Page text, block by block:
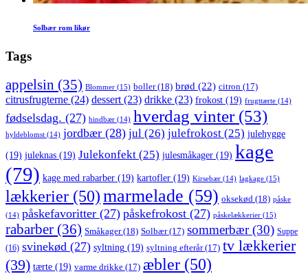
Solbær rom likør
Tags
appelsin (35) Blommer (15) boller(18) brød (22) citron (17)
citrusfrugterne (24) dessert (23) drikke (23) frokost (19) frugttærte (14)
fødselsdag. (27) hindbær (14) hverdag vinter(53)
hyldeblomst (14) jordbær (28) jul (26) julefrokost (25) julehygge
(19) juleknas (19) Julekonfekt (25) julesmåkager (19) kage
(79) kage med rabarber (19) kartofler (19) Kirsebær (14) lagkage (15)
lækkerier (50)marmelade (59) oksekød (18) påske
(14) påskefavoritter (27) påskefrokost (27) påskelækkerier (15)
rabarber (36) Småkager(18) Solbær(17) sommerbær(30) Suppe
(16) svinekød (27) syltning (19) syltning efterår(17) tv lækkerier
(39) tærte (19) varme drikke (17) æbler (50)